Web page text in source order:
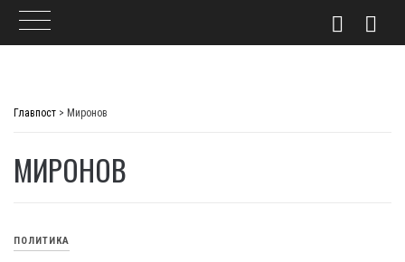
Главпост > Миронов
МИРОНОВ
ПОЛИТИКА